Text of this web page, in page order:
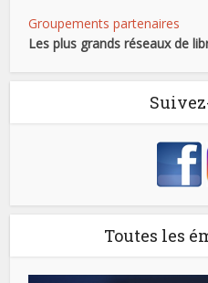
Groupements partenaires
Les plus grands réseaux de
Toutes les